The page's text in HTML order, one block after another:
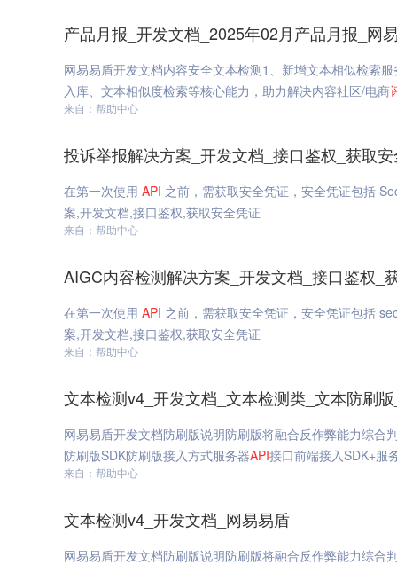
产品月报_开发文档_2025年02月产品月报_网
网易易盾开发文档内容安全文本检测1、新增文本相似检索
入库、文本相似度检索等核心能力，助力解决内容社区/电商
来自：帮助中心
投诉举报解决方案_开发文档_接口鉴权_获取
在第一次使用 API 之前，需获取安全凭证，安全凭证包括
案,开发文档,接口鉴权,获取安全凭证
来自：帮助中心
AIGC内容检测解决方案_开发文档_接口鉴权_
在第一次使用 API 之前，需获取安全凭证，安全凭证包括
案,开发文档,接口鉴权,获取安全凭证
来自：帮助中心
文本检测v4_开发文档_文本检测类_文本防刷
网易易盾开发文档防刷版说明防刷版将融合反作弊能力综
防刷版SDK防刷版接入方式服务器API接口前端接入SDK+服
来自：帮助中心
文本检测v4_开发文档_网易易盾
网易易盾开发文档防刷版说明防刷版将融合反作弊能力综